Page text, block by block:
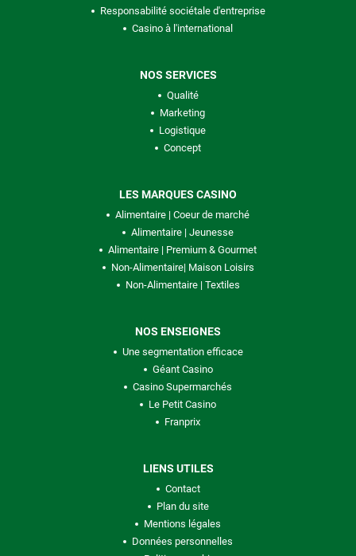
Responsabilité sociétale d'entreprise
Casino à l'international
NOS SERVICES
Qualité
Marketing
Logistique
Concept
LES MARQUES CASINO
Alimentaire | Coeur de marché
Alimentaire | Jeunesse
Alimentaire | Premium & Gourmet
Non-Alimentaire| Maison Loisirs
Non-Alimentaire | Textiles
NOS ENSEIGNES
Une segmentation efficace
Géant Casino
Casino Supermarchés
Le Petit Casino
Franprix
LIENS UTILES
Contact
Plan du site
Mentions légales
Données personnelles